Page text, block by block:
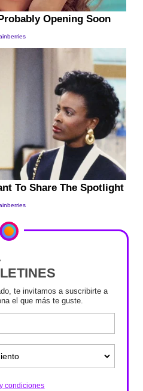
te invitamos a suscribirte a
el que más te guste.
condiciones